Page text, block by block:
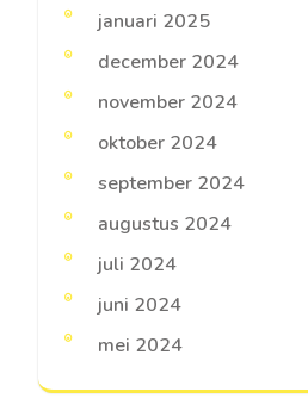
januari 2025
december 2024
november 2024
oktober 2024
september 2024
augustus 2024
juli 2024
juni 2024
mei 2024